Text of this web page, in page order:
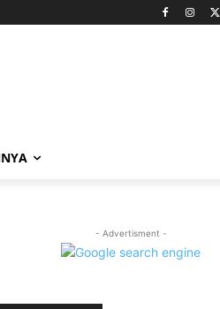
- Advertisment -